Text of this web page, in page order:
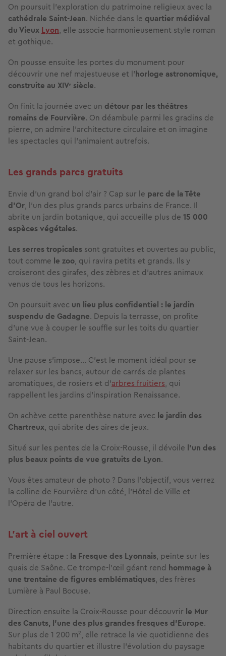
On poursuit l’exploration du patrimoine religieux avec la
cathédrale Saint-Jean. Nichée dans le quartier médiéval
du Vieux Lyon, elle associe harmonieusement style roman
et gothique.
On pousse ensuite les portes du monument pour
découvrir une nef majestueuse et l’horloge astronomique,
construite au XIVᵉ siècle.
On finit la journée avec un détour par les théâtres
romains de Fourvière. On déambule parmi les gradins de
pierre, on admire l’architecture circulaire et on imagine
les spectacles qui l'animaient autrefois.
Les grands parcs gratuits
Envie d’un grand bol d’air ? Cap sur le parc de la Tête
d’Or, l’un des plus grands parcs urbains de France. Il
abrite un jardin botanique, qui accueille plus de 15 000
espèces végétales.
Les serres tropicales sont gratuites et ouvertes au public,
tout comme le zoo, qui ravira petits et grands. Ils y
croiseront des girafes, des zèbres et d’autres animaux
venus de tous les horizons.
On poursuit avec un lieu plus confidentiel : le jardin
suspendu de Gadagne. Depuis la terrasse, on profite
d’une vue à couper le souffle sur les toits du quartier
Saint-Jean.
Une pause s'impose... C'est le moment idéal pour se
relaxer sur les bancs, autour de carrés de plantes
aromatiques, de rosiers et d’arbres fruitiers, qui
rappellent les jardins d’inspiration Renaissance.
On achève cette parenthèse nature avec le jardin des
Chartreux, qui abrite des aires de jeux.
Situé sur les pentes de la Croix-Rousse, il dévoile l’un des
plus beaux points de vue gratuits de Lyon.
Vous êtes amateur de photo ? Dans l’objectif, vous verrez
la colline de Fourvière d’un côté, l’Hôtel de Ville et
l’Opéra de l’autre.
L’art à ciel ouvert
Première étape : la Fresque des Lyonnais, peinte sur les
quais de Saône. Ce trompe-l’œil géant rend hommage à
une trentaine de figures emblématiques, des frères
Lumière à Paul Bocuse.
Direction ensuite la Croix-Rousse pour découvrir le Mur
des Canuts, l’une des plus grandes fresques d’Europe.
Sur plus de 1 200 m², elle retrace la vie quotidienne des
habitants du quartier et illustre l’évolution du paysage